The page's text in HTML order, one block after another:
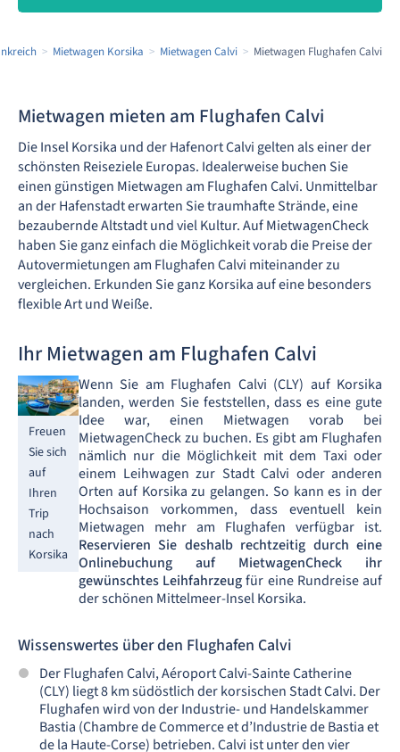
Mietwagen Korsika Mietwagen Calvi Mietwagen Flughafen Calvi
Mietwagen mieten am Flughafen Calvi
Die Insel Korsika und der Hafenort Calvi gelten als einer der
schönsten Reiseziele Europas. Idealerweise buchen Sie
einen günstigen Mietwagen am Flughafen Calvi. Unmittelbar
an der Hafenstadt erwarten Sie traumhafte Strände, eine
bezaubernde Altstadt und viel Kultur. Auf MietwagenCheck
haben Sie ganz einfach die Möglichkeit vorab die Preise der
Autovermietungen am Flughafen Calvi miteinander zu
vergleichen. Erkunden Sie ganz Korsika auf eine besonders
flexible Art und Weiße.
Ihr Mietwagen am Flughafen Calvi
Freuen
Sie sich
auf
Ihren
Trip
nach
Korsika
Wenn Sie am Flughafen Calvi (CLY) auf Korsika
landen, werden Sie feststellen, dass es eine gute
Idee war, einen Mietwagen vorab bei
MietwagenCheck zu buchen. Es gibt am Flughafen
nämlich nur die Möglichkeit mit dem Taxi oder
einem Leihwagen zur Stadt Calvi oder anderen
Orten auf Korsika zu gelangen. So kann es in der
Hochsaison vorkommen, dass eventuell kein
Mietwagen mehr am Flughafen verfügbar ist.
Reservieren Sie deshalb rechtzeitig durch eine
Onlinebuchung auf MietwagenCheck ihr
gewünschtes Leihfahrzeugfür eine Rundreise auf
der schönen Mittelmeer-Insel Korsika.
Wissenswertes über den Flughafen Calvi
Der Flughafen Calvi, Aéroport Calvi-Sainte Catherine
(CLY) liegt 8 km südöstlich der korsischen Stadt Calvi. Der
Flughafen wird von der Industrie- und Handelskammer
Bastia (Chambre de Commerce et d’Industrie de Bastia et
de la Haute-Corse) betrieben. Calvi ist unter den vier